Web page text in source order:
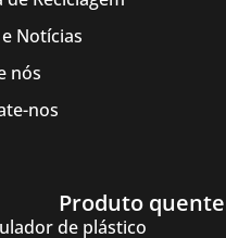
Notícias
nós
nos
Produto quente
de plástico